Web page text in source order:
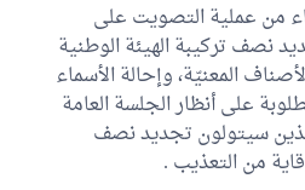
من عملية التصويت على
نصف تركيبة الهيئة الوطنية
المعنيّة، وإحالة الأسماء
على أنظار الجلسة العامة
سيتولون تجديد نصف
من التعذيب .